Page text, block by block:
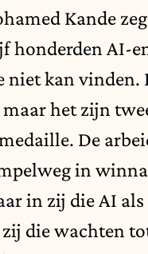
Kande
honderden AI-
niet kan
het zijn
De
in
in zij die AI
die wachten